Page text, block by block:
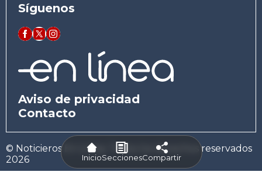
Síguenos
Aviso de privacidad
Contacto
© Noticieros En Línea. Todos los derechos reservados
2026
InicioSeccionesCompartir